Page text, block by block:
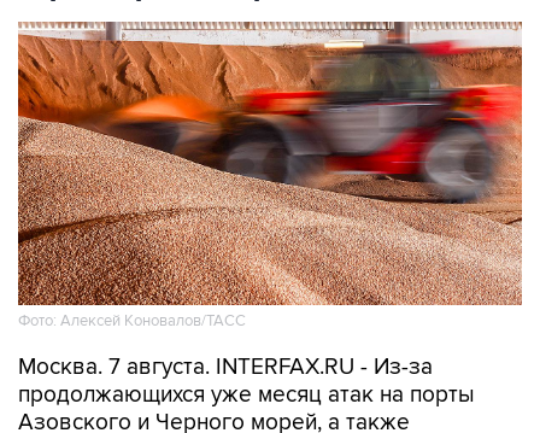
Фото: Алексей Коновалов/ТАСС
Москва. 7 августа. INTERFAX.RU - Из-за
продолжающихся уже месяц атак на порты
Азовского и Черного морей, а также